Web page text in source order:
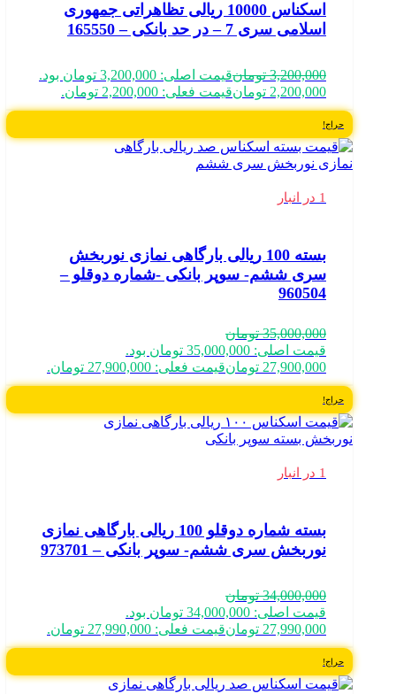
اسکناس 10000 ریالی تظاهراتی جمهوری
اسلامی سری 7 – در حد بانکی – 165550
3,200,000 تومانقیمت اصلی: 3,200,000 تومان بود.
2,200,000 تومانقیمت فعلی: 2,200,000 تومان.
حراج!
1 در انبار
بسته 100 ریالی بارگاهی نمازی نوربخش
سری ششم- سوپر بانکی -شماره دوقلو –
960504
35,000,000 تومان
قیمت اصلی: 35,000,000 تومان بود.
27,900,000 تومانقیمت فعلی: 27,900,000 تومان.
حراج!
1 در انبار
بسته شماره دوقلو 100 ریالی بارگاهی نمازی
نوربخش سری ششم- سوپر بانکی – 973701
34,000,000 تومان
قیمت اصلی: 34,000,000 تومان بود.
27,990,000 تومانقیمت فعلی: 27,990,000 تومان.
حراج!